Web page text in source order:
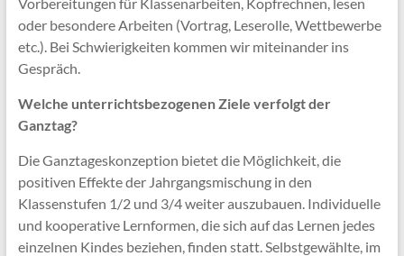
oder besondere Arbeiten (Vortrag, Leserolle, Wettbewerbe
etc.). Bei Schwierigkeiten kommen wir miteinander ins
Gespräch.
Welche unterrichtsbezogenen Ziele verfolgt der
Ganztag?
Die Ganztageskonzeption bietet die Möglichkeit, die
positiven Effekte der Jahrgangsmischung in den
Klassenstufen 1/2 und 3/4 weiter auszubauen. Individuelle
und kooperative Lernformen, die sich auf das Lernen jedes
einzelnen Kindes beziehen, finden statt. Selbstgewählte, im